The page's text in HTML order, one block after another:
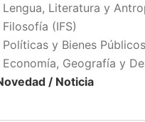
Literatura y
(IFS)
y Bienes
Geografía y
/ Noticia